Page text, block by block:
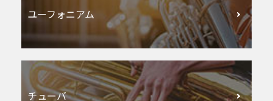
ユーフォニアム
チューバ